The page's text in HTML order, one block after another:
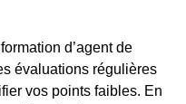
d’agent de
évaluations régulières
vos points faibles. En